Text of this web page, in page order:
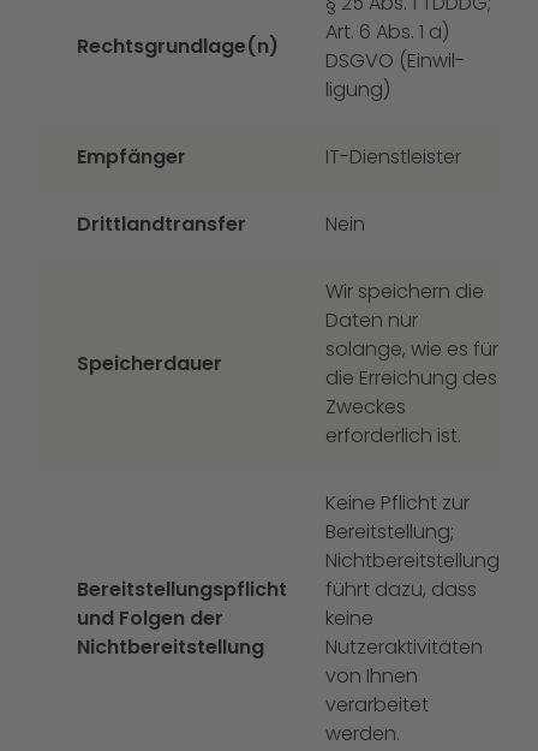
Rechtsgrundlage(n)
Art. 6 Abs. 1 a)
DSGVO (Einwil-
ligung)
Empfänger IT-Dienstleister
Drittlandtransfer Nein
Speicherdauer
Wir speichern die
Daten nur
solange, wie es für
die Erreichung des
Zweckes
erforderlich ist.
Bereitstellungspflicht
und Folgen der
Nichtbereitstellung
Keine Pflicht zur
Bereitstellung;
Nichtbereitstellung
führt dazu, dass
keine
Nutzeraktivitäten
von Ihnen
verarbeitet
werden.